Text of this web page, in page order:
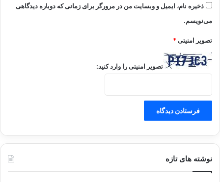
ذخیره نام، ایمیل و وبسایت من در مرورگر برای زمانی که دوباره دیدگاهی
می‌نویسم.
تصویر امنیتی*
تصویر امنیتی را وارد کنید:
نوشته های تازه